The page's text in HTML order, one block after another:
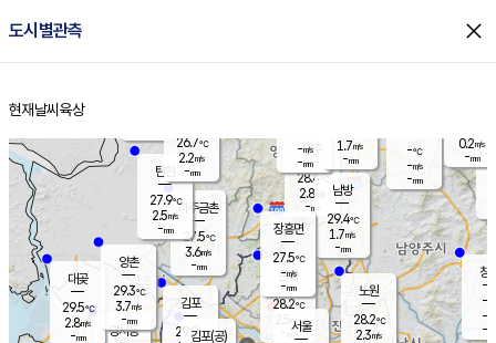
도시별관측 close
홈
현재날씨 육상
양주
28.4℃
2.8
-mm
경서동
파주금촌
27.5℃
3.6m/s
-mm
-℃
-m/s
-mm
대곶
29.5℃
2.8m/s
-mm
창
-
-m/
-
탄현
27.9℃
2.5m/s
-mm
0.2m/s
-mm
김포
29.0℃
양촌
29.3℃
3.7m/s
-mm
은평
28.2℃
2.5 m/s
- mm
노원
28.2℃
2.3m/s
남방
29.4℃
1.7m/s
-mm
장흥면
27.5℃
-m/s
-mm
-m/s
-mm
김포(공)
서울
26.7℃
2.2m/s
-mm
1.7m/s
-mm